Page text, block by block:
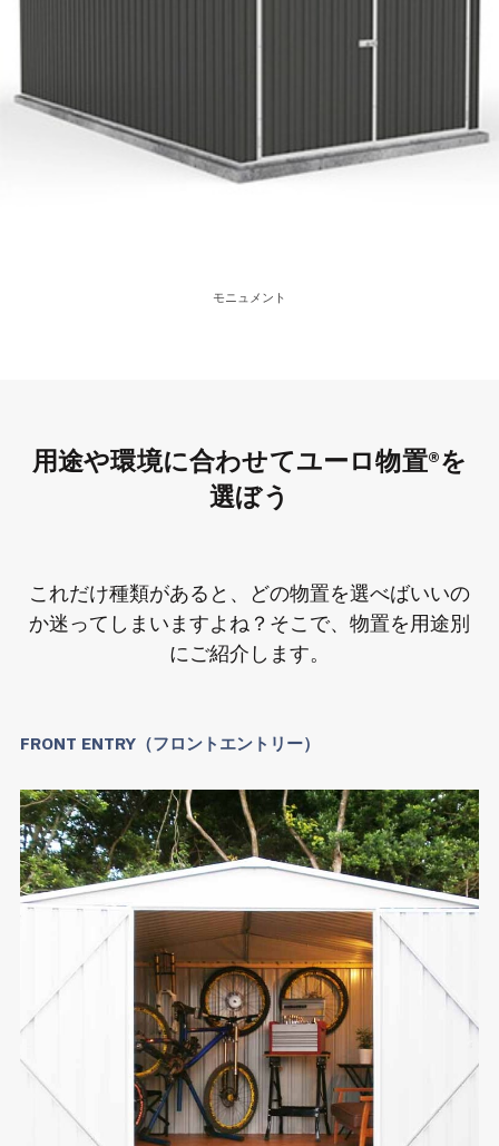
モニュメント
用途や環境に合わせてユーロ物置®を
選ぼう
これだけ種類があると、どの物置を選べばいいの
か迷ってしまいますよね？そこで、物置を用途別
にご紹介します。
FRONT ENTRY（フロントエントリー）